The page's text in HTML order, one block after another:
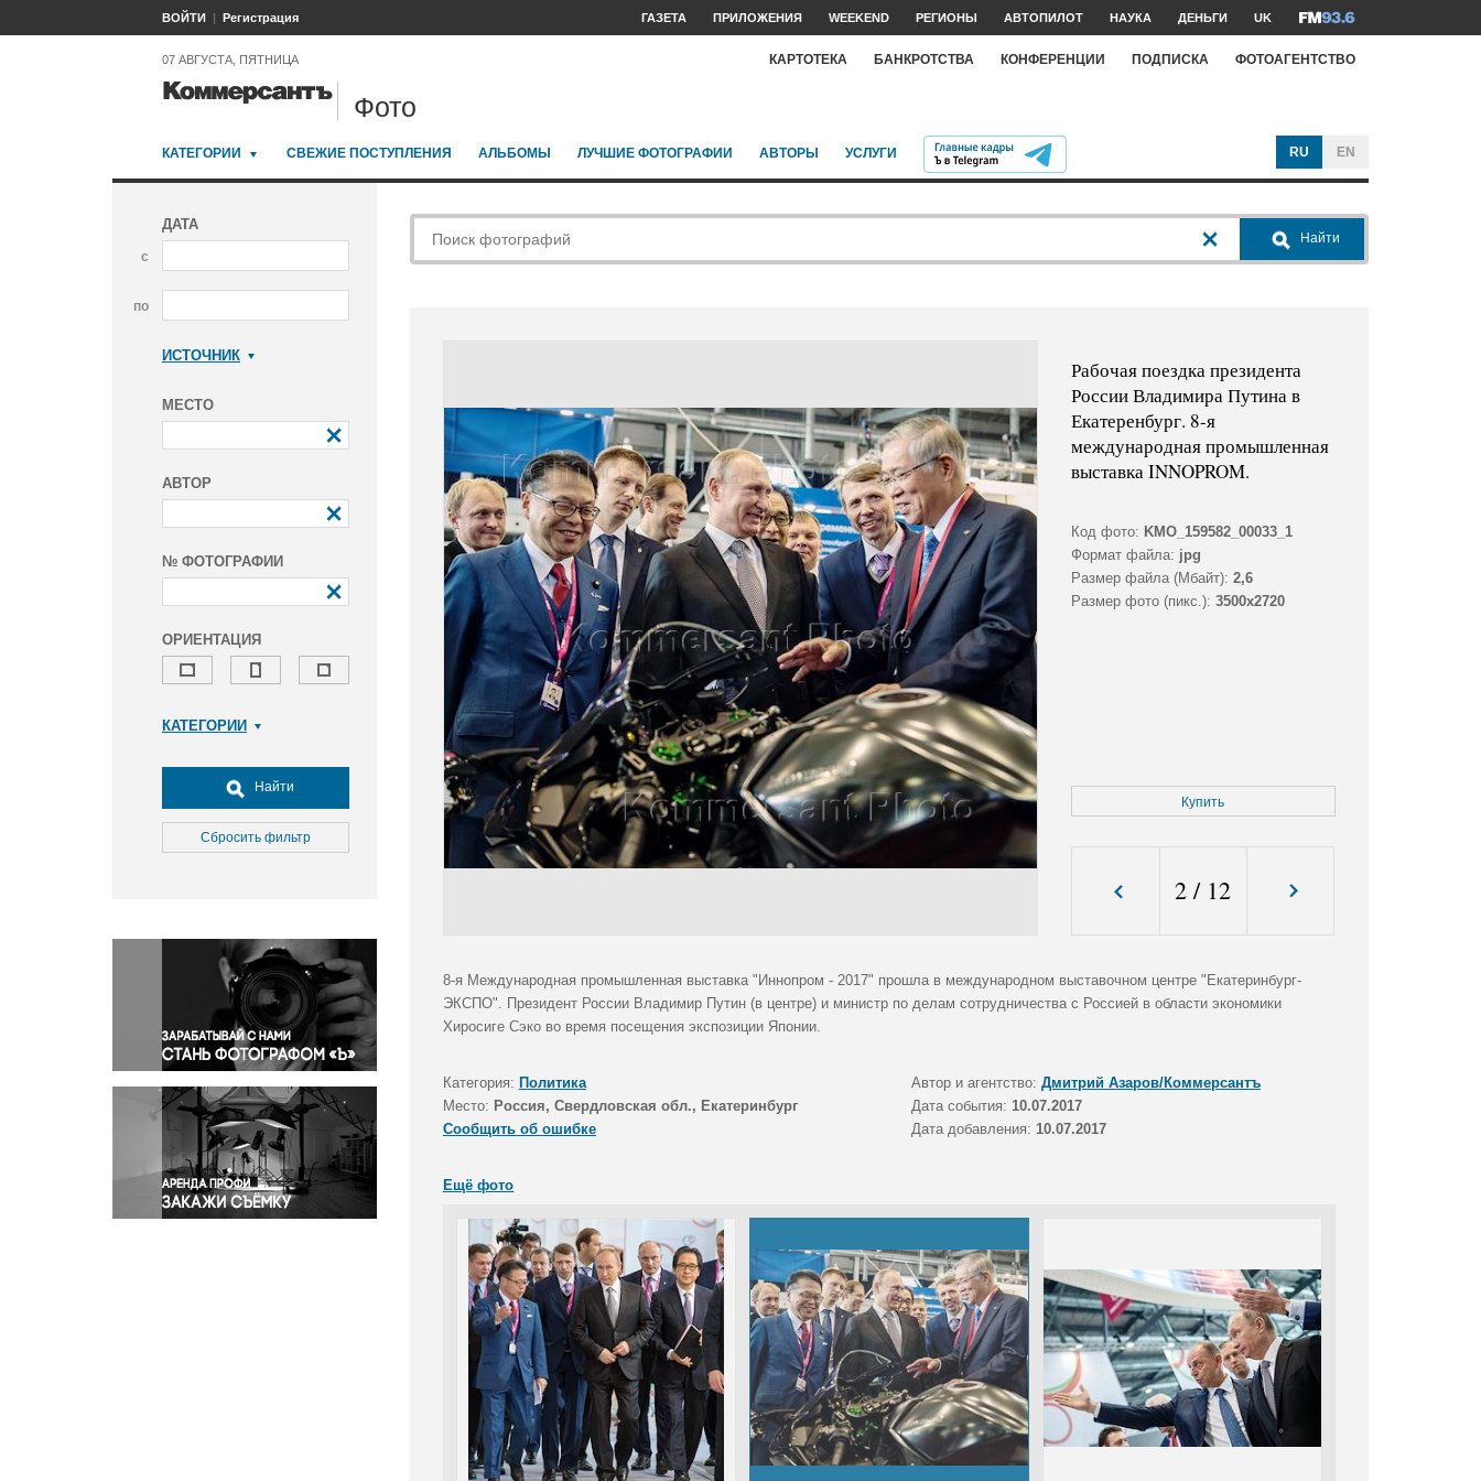
ВОЙТИ Регистрация ГАЗЕТА ПРИЛОЖЕНИЯ WEEKEND РЕГИОНЫ АВТОПИЛОТ НАУКА ДЕНЬГИ UK
07 АВГУСТА, ПЯТНИЦА КАРТОТЕКА БАНКРОТСТВА КОНФЕРЕНЦИИ ПОДПИСКА ФОТОАГЕНТСТВО
Фото
КАТЕГОРИИ СВЕЖИЕ ПОСТУПЛЕНИЯ АЛЬБОМЫ ЛУЧШИЕ ФОТОГРАФИИ АВТОРЫ УСЛУГИ RU EN
ДАТА
с
по
ИСТОЧНИК
МЕСТО
АВТОР
№ ФОТОГРАФИИ
ОРИЕНТАЦИЯ
КАТЕГОРИИ
Досуг, туризм и отдых
Культура
Медицина
Окружающая среда
Политика
Правосудие
Происшествия и конфликты
Религия
Светская жизнь
Спорт
Экология
Экономика и бизнес
Найти
Сбросить фильтр
Найти
Рабочая поездка президента
России Владимира Путина в
Екатеренбург. 8-я
международная промышленная
выставка INNOPROM.
Код фото: KMO_159582_00033_1
Формат файла: jpg
Размер файла (Мбайт): 2,6
Размер фото (пикс.): 3500x2720
Купить
2 / 12
8-я Международная промышленная выставка "Иннопром - 2017" прошла в международном выставочном центре "Екатеринбург-
ЭКСПО". Президент России Владимир Путин (в центре) и министр по делам сотрудничества с Россией в области экономики
Хиросиге Сэко во время посещения экспозиции Японии.
Категория: Политика Автор и агентство: Дмитрий Азаров/Коммерсантъ
Место: Россия, Свердловская обл., Екатеринбург Дата события: 10.07.2017
Сообщить об ошибке
Дата добавления: 10.07.2017
Ещё фото